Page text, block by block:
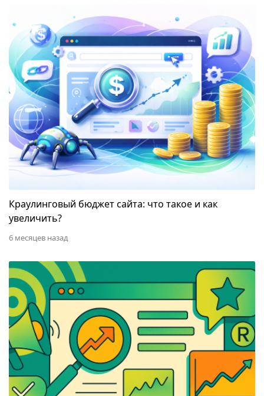
Краулинговый бюджет сайта: что такое и как
увеличить?
6 месяцев назад
Инструменты для отслеживания бренд-